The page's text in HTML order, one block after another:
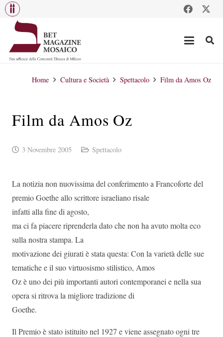
Home Cultura e Società Spettacolo Film da Amos Oz
Film da Amos Oz
3 Novembre 2005 Spettacolo
La notizia non nuovissima del conferimento a Francoforte del
premio Goethe allo scrittore israeliano risale
infatti alla fine di agosto,
ma ci fa piacere riprenderla dato che non ha avuto molta eco
sulla nostra stampa. La
motivazione dei giurati è stata questa: Con la varietà delle sue
tematiche e il suo virtuosismo stilistico, Amos
Oz è uno dei più importanti autori contemporanei e nella sua
opera si ritrova la migliore tradizione di
Goethe.
Il Premio è stato istituito nel 1927 e viene assegnato ogni tre